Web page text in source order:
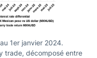
1er janvier 2024.
trade, décomposé entre